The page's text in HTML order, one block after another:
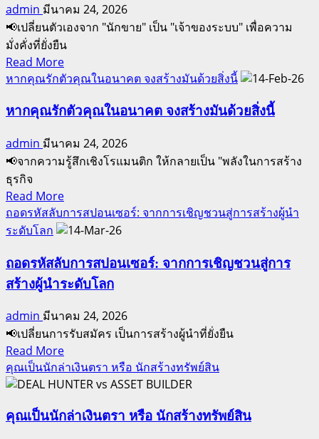
ไป
อิสตันบูล
ฟรี!
กับ
แคมเปญ
Odyssey
admin มีนาคม 24, 2026
📢เปลี่ยนตัวเองจาก "นักขาย" เป็น "เจ้าของระบบ" เพื่อความ
มั่งคั่งที่ยั่งยืน
Read MoreRead
more
สร้าง
สร้าง
ความ
สร้าง
มรดก
หากคุณรักตัวคุณในอนาคต จงสร้างมันด้วยสิ่งนี้
หากคุณรักตัวคุณในอนาคต จงสร้างมันด้วยสิ่งนี้
admin มีนาคม 24, 2026
📢จากความรู้สึกเชิงโรแมนติก ให้กลายเป็น "พลังในการสร้าง
ธุรกิจ
Read MoreRead
more
about
คุณ
รัก
คุณ
ใน
อนาคต
จง
สร้าง
ด้วย
ถอดรหัสลับการสปอนเซอร์: จากการเชิญชวนสู่การสร้างผู้นำ
ระดับโลก
ถอดรหัสลับการสปอนเซอร์: จากการเชิญชวนสู่การ
สร้างผู้นำระดับโลก
admin มีนาคม 24, 2026
📢เปลี่ยนการรับสมัคร เป็นการสร้างผู้นำที่ยั่งยืน
Read MoreRead
more
about
ลับ
คุณเป็นนักล่าเงินตรา หรือ นักสร้างทรัพย์สิน
คุณเป็นนักล่าเงินตรา หรือ นักสร้างทรัพย์สิน